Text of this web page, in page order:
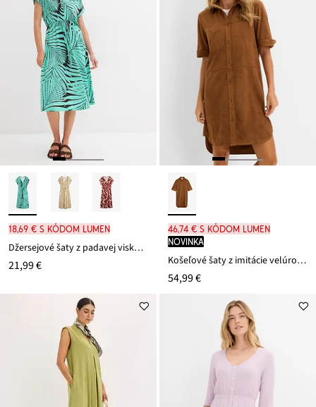
18,69 € s kódom LUMEN
Džersejové šaty z padavej viskózy
21,99 €
46,74 € s kódom LUMEN
novinka
Košeľové šaty z imitácie velúrovej kože
54,99 €